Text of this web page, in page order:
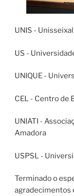
UNIS -
US -
UNIQUE -
CEL - Centro de
UNIATI -
Amadora
USPSL -
Terminado o
agradecimentos